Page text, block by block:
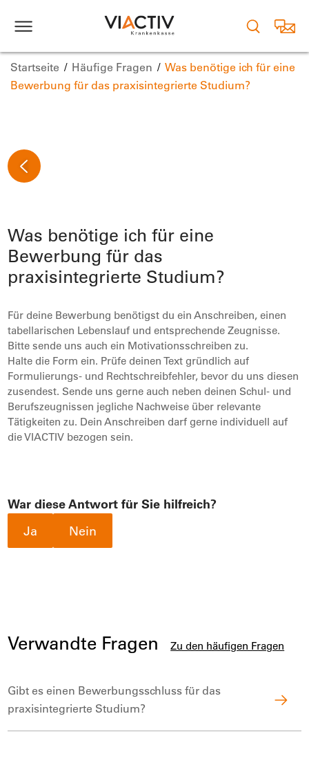
Startseite Häufige Fragen
Was benötige ich für eine
Bewerbung für das praxisintegrierte Studium?
Was benötige ich für eine
Bewerbung für das
praxisintegrierte Studium?
Für deine Bewerbung benötigst du ein Anschreiben, einen
tabellarischen Lebenslauf und entsprechende Zeugnisse.
Bitte sende uns auch ein Motivationsschreiben zu.
Halte die Form ein. Prüfe deinen Text gründlich auf
Formulierungs- und Rechtschreibfehler, bevor du uns diesen
zusendest. Sende uns gerne auch neben deinen Schul- und
Berufszeugnissen jegliche Nachweise über relevante
Tätigkeiten zu. Dein Anschreiben darf gerne individuell auf
die VIACTIV bezogen sein.
War diese Antwort für Sie hilfreich?
Ja
Nein
Verwandte Fragen Zu den häufigen Fragen
Gibt es einen Bewerbungsschluss für das
praxisintegrierte Studium?